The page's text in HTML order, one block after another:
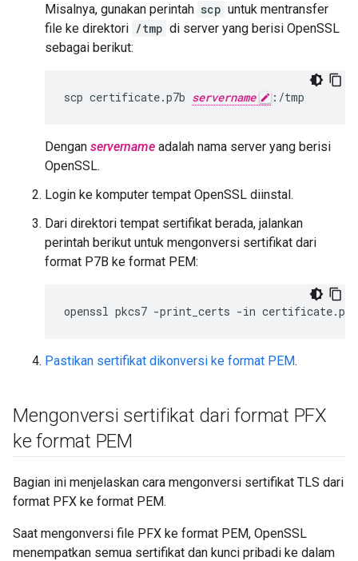
Misalnya, gunakan perintah scp untuk mentransfer
file ke direktori /tmp di server yang berisi OpenSSL
sebagai berikut:
scp certificate.p7b servername :/tmp
Dengan servername adalah nama server yang berisi
OpenSSL.
Login ke komputer tempat OpenSSL diinstal.
Dari direktori tempat sertifikat berada, jalankan
perintah berikut untuk mengonversi sertifikat dari
format P7B ke format PEM:
openssl pkcs7 -print_certs -in
Pastikan sertifikat dikonversi ke format PEM.
Mengonversi sertifikat dari format PFX
ke format PEM
Bagian ini menjelaskan cara mengonversi sertifikat TLS dari
format PFX ke format PEM.
Saat mengonversi file PFX ke format PEM, OpenSSL
menempatkan semua sertifikat dan kunci pribadi ke dalam